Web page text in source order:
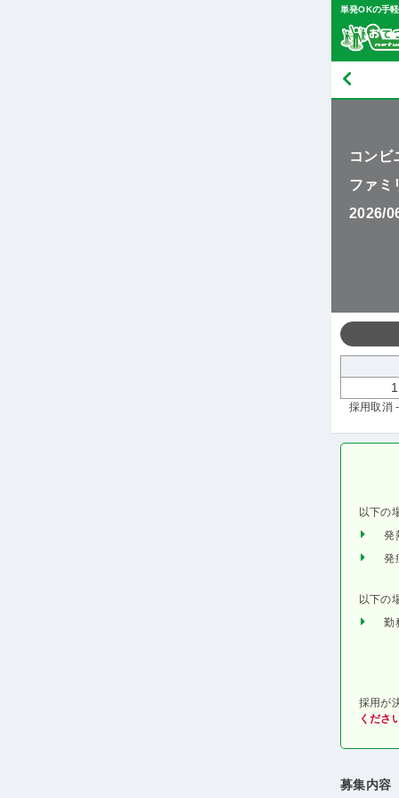
単発OKの手
コンビ
ファミ
2026/
採用取消
以下の
発
発
以下の
勤
採用が
くださ
募集内容